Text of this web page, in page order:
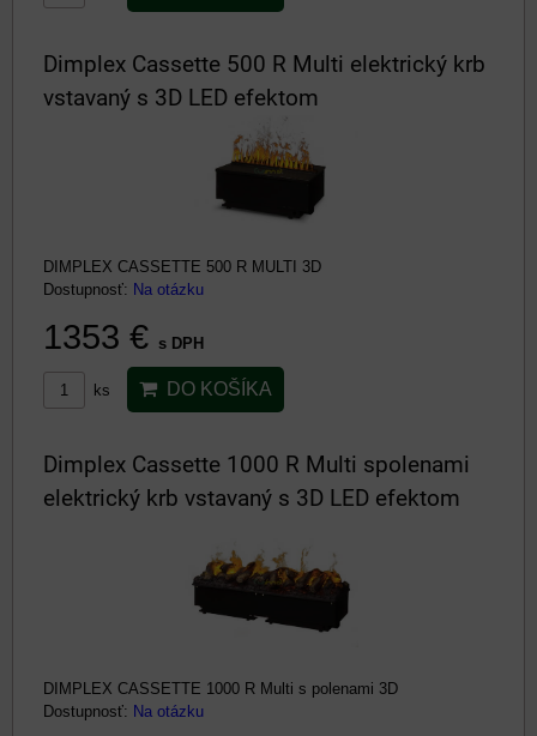
Dimplex Cassette 500 R Multi elektrický krb
vstavaný s 3D LED efektom
DIMPLEX CASSETTE 500 R MULTI 3D
Dostupnosť: Na otázku
1353 € s DPH
ks DO KOŠÍKA
Dimplex Cassette 1000 R Multi spolenami
elektrický krb vstavaný s 3D LED efektom
DIMPLEX CASSETTE 1000 R Multi s polenami 3D
Dostupnosť: Na otázku